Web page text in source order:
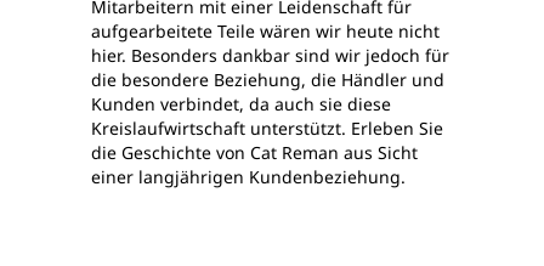
Mitarbeitern mit einer Leidenschaft für
aufgearbeitete Teile wären wir heute nicht
hier. Besonders dankbar sind wir jedoch für
die besondere Beziehung, die Händler und
Kunden verbindet, da auch sie diese
Kreislaufwirtschaft unterstützt. Erleben Sie
die Geschichte von Cat Reman aus Sicht
einer langjährigen Kundenbeziehung.